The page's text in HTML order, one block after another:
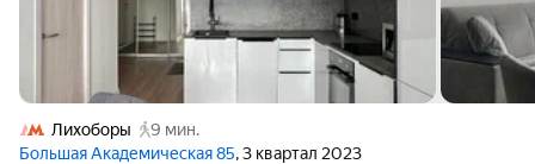
Лихоборы
9 мин.
Большая Академическая 85, 3 квартал 2023